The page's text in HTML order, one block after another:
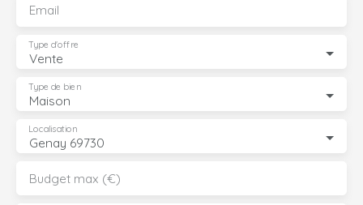
Email
Vente
Type d'offre
Maison
Type de bien
Genay 69730
Localisation
Budget max (€)